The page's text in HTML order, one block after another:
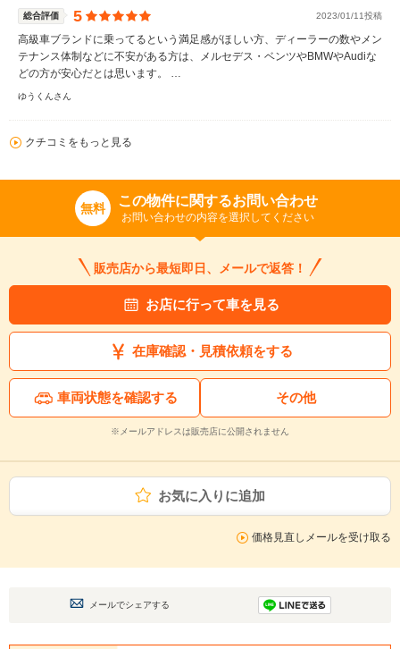
総合評価 5 2023/01/11投稿
高級車ブランドに乗ってるという満足感がほしい方、ディーラーの数やメン
テナンス体制などに不安がある方は、メルセデス・ベンツやBMWやAudiな
どの方が安心だとは思います。 …
ゆうくんさん
クチコミをもっと見る
無料 この物件に関するお問い合わせ
お問い合わせの内容を選択してください
販売店から最短即日、メールで返答！
お店に行って車を見る
在庫確認・見積依頼をする
車両状態を確認する その他
※メールアドレスは販売店に公開されません
お気に入りに追加
価格見直しメールを受け取る
メールでシェアする